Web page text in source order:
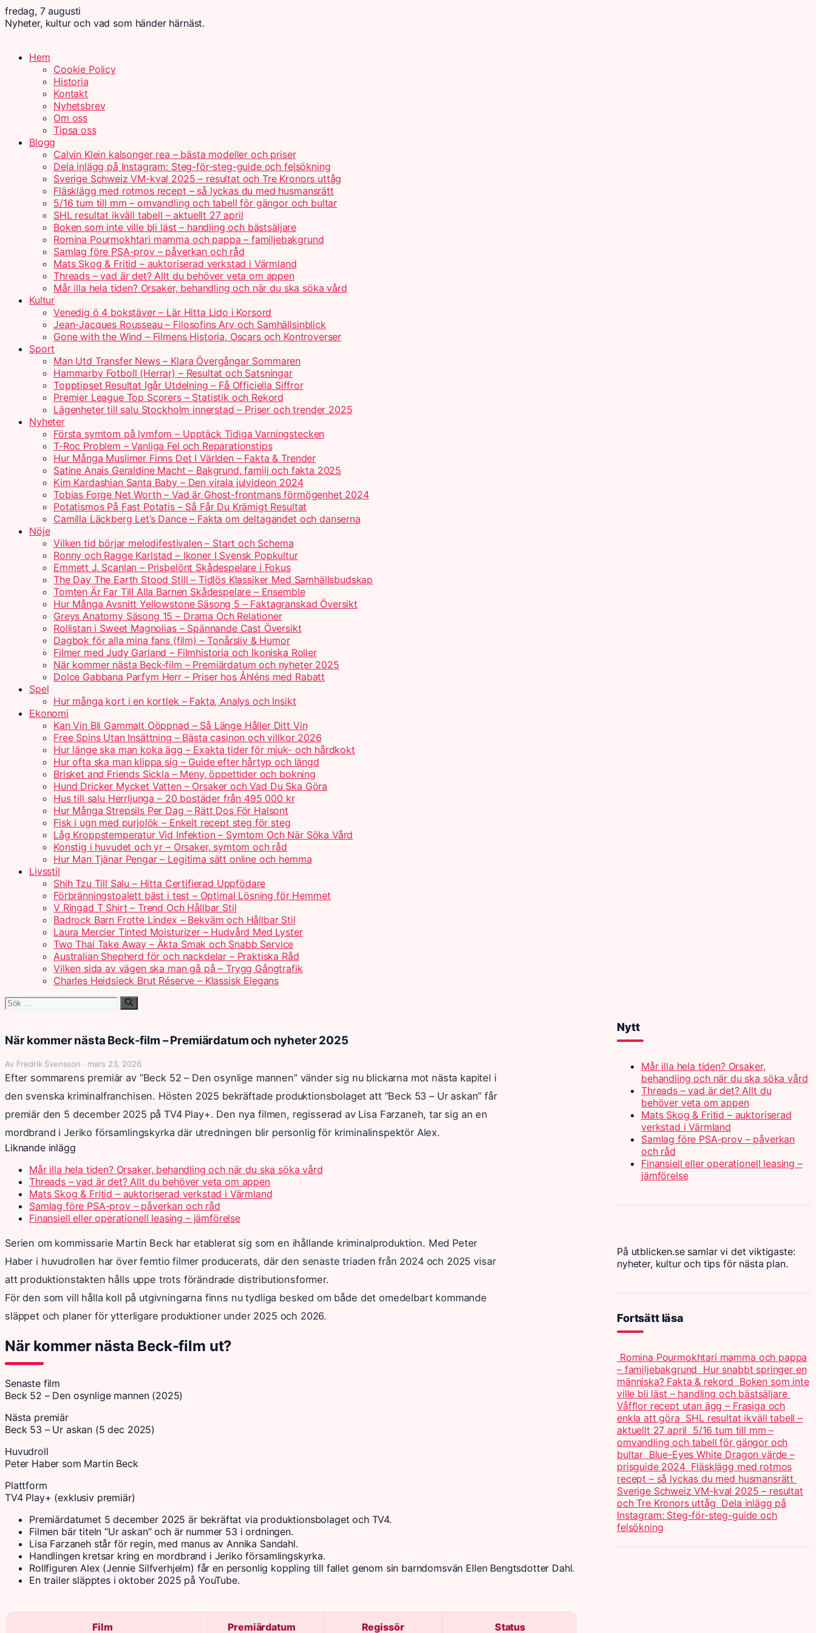
fredag, 7 augusti
Nyheter, kultur och vad som händer härnäst.
Hem
Cookie Policy
Historia
Kontakt
Nyhetsbrev
Om oss
Tipsa oss
Blogg
Calvin Klein kalsonger rea – bästa modeller och priser
Dela inlägg på Instagram: Steg-för-steg-guide och felsökning
Sverige Schweiz VM-kval 2025 – resultat och Tre Kronors uttåg
Fläsklägg med rotmos recept – så lyckas du med husmansrätt
5/16 tum till mm – omvandling och tabell för gängor och bultar
SHL resultat ikväll tabell – aktuellt 27 april
Boken som inte ville bli läst – handling och bästsäljare
Romina Pourmokhtari mamma och pappa – familjebakgrund
Samlag före PSA-prov – påverkan och råd
Mats Skog & Fritid – auktoriserad verkstad i Värmland
Threads – vad är det? Allt du behöver veta om appen
Mår illa hela tiden? Orsaker, behandling och när du ska söka vård
Kultur
Venedig ö 4 bokstäver – Lär Hitta Lido i Korsord
Jean-Jacques Rousseau – Filosofins Arv och Samhällsinblick
Gone with the Wind – Filmens Historia, Oscars och Kontroverser
Sport
Man Utd Transfer News – Klara Övergångar Sommaren
Hammarby Fotboll (Herrar) – Resultat och Satsningar
Topptipset Resultat Igår Utdelning – Få Officiella Siffror
Premier League Top Scorers – Statistik och Rekord
Lägenheter till salu Stockholm innerstad – Priser och trender 2025
Nyheter
Första symtom på lymfom – Upptäck Tidiga Varningstecken
T-Roc Problem – Vanliga Fel och Reparationstips
Hur Många Muslimer Finns Det I Världen – Fakta & Trender
Satine Anais Geraldine Macht – Bakgrund, familj och fakta 2025
Kim Kardashian Santa Baby – Den virala julvideon 2024
Tobias Forge Net Worth – Vad är Ghost-frontmans förmögenhet 2024
Potatismos På Fast Potatis – Så Får Du Krämigt Resultat
Camilla Läckberg Let’s Dance – Fakta om deltagandet och danserna
Nöje
Vilken tid börjar melodifestivalen – Start och Schema
Ronny och Ragge Karlstad – Ikoner I Svensk Popkultur
Emmett J. Scanlan – Prisbelönt Skådespelare i Fokus
The Day The Earth Stood Still – Tidlös Klassiker Med Samhällsbudskap
Tomten Är Far Till Alla Barnen Skådespelare – Ensemble
Hur Många Avsnitt Yellowstone Säsong 5 – Faktagranskad Översikt
Greys Anatomy Säsong 15 – Drama Och Relationer
Rollistan i Sweet Magnolias – Spännande Cast Översikt
Dagbok för alla mina fans (film) – Tonårsliv & Humor
Filmer med Judy Garland – Filmhistoria och Ikoniska Roller
När kommer nästa Beck-film – Premiärdatum och nyheter 2025
Dolce Gabbana Parfym Herr – Priser hos Åhléns med Rabatt
Spel
Hur många kort i en kortlek – Fakta, Analys och Insikt
Ekonomi
Kan Vin Bli Gammalt Oöppnad – Så Länge Håller Ditt Vin
Free Spins Utan Insättning – Bästa casinon och villkor 2026
Hur länge ska man koka ägg – Exakta tider för mjuk- och hårdkokt
Hur ofta ska man klippa sig – Guide efter hårtyp och längd
Brisket and Friends Sickla – Meny, öppettider och bokning
Hund Dricker Mycket Vatten – Orsaker och Vad Du Ska Göra
Hus till salu Herrljunga – 20 bostäder från 495 000 kr
Hur Många Strepsils Per Dag – Rätt Dos För Halsont
Fisk i ugn med purjolök – Enkelt recept steg för steg
Låg Kroppstemperatur Vid Infektion – Symtom Och När Söka Vård
Konstig i huvudet och yr – Orsaker, symtom och råd
Hur Man Tjänar Pengar – Legitima sätt online och hemma
Livsstil
Shih Tzu Till Salu – Hitta Certifierad Uppfödare
Förbränningstoalett bäst i test – Optimal Lösning för Hemmet
V Ringad T Shirt – Trend Och Hållbar Stil
Badrock Barn Frotte Lindex – Bekväm och Hållbar Stil
Laura Mercier Tinted Moisturizer – Hudvård Med Lyster
Two Thai Take Away – Äkta Smak och Snabb Service
Australian Shepherd för och nackdelar – Praktiska Råd
Vilken sida av vägen ska man gå på – Trygg Gångtrafik
Charles Heidsieck Brut Réserve – Klassisk Elegans
Sök
När kommer nästa Beck-film – Premiärdatum och nyheter 2025
Av Fredrik Svensson · mars 23, 2026
Efter sommarens premiär av ”Beck 52 – Den osynlige mannen” vänder sig nu blickarna mot nästa kapitel i
den svenska kriminalfranchisen. Hösten 2025 bekräftade produktionsbolaget att ”Beck 53 – Ur askan” får
premiär den 5 december 2025 på TV4 Play+. Den nya filmen, regisserad av Lisa Farzaneh, tar sig an en
mordbrand i Jeriko församlingskyrka där utredningen blir personlig för kriminalinspektör Alex.
Liknande inlägg
Mår illa hela tiden? Orsaker, behandling och när du ska söka vård
Threads – vad är det? Allt du behöver veta om appen
Mats Skog & Fritid – auktoriserad verkstad i Värmland
Samlag före PSA-prov – påverkan och råd
Finansiell eller operationell leasing – jämförelse
Serien om kommissarie Martin Beck har etablerat sig som en ihållande kriminalproduktion. Med Peter
Haber i huvudrollen har över femtio filmer producerats, där den senaste triaden från 2024 och 2025 visar
att produktionstakten hålls uppe trots förändrade distributionsformer.
För den som vill hålla koll på utgivningarna finns nu tydliga besked om både det omedelbart kommande
släppet och planer för ytterligare produktioner under 2025 och 2026.
När kommer nästa Beck-film ut?
Senaste film
Beck 52 – Den osynlige mannen (2025)
Nästa premiär
Beck 53 – Ur askan (5 dec 2025)
Huvudroll
Peter Haber som Martin Beck
Plattform
TV4 Play+ (exklusiv premiär)
Premiärdatumet 5 december 2025 är bekräftat via produktionsbolaget och TV4.
Filmen bär titeln ”Ur askan” och är nummer 53 i ordningen.
Lisa Farzaneh står för regin, med manus av Annika Sandahl.
Handlingen kretsar kring en mordbrand i Jeriko församlingskyrka.
Rollfiguren Alex (Jennie Silfverhjelm) får en personlig koppling till fallet genom sin barndomsvän Ellen Bengtsdotter Dahl.
En trailer släpptes i oktober 2025 på YouTube.
Film Premiärdatum Regissör Status
Nytt
Mår illa hela tiden? Orsaker,
behandling och när du ska söka vård
Threads – vad är det? Allt du
behöver veta om appen
Mats Skog & Fritid – auktoriserad
verkstad i Värmland
Samlag före PSA-prov – påverkan
och råd
Finansiell eller operationell leasing –
jämförelse
På utblicken.se samlar vi det viktigaste:
nyheter, kultur och tips för nästa plan.
Fortsätt läsa
Romina Pourmokhtari mamma och pappa
– familjebakgrund Hur snabbt springer en
människa? Fakta & rekord Boken som inte
ville bli läst – handling och bästsäljare
Våfflor recept utan ägg – Frasiga och
enkla att göra SHL resultat ikväll tabell –
aktuellt 27 april 5/16 tum till mm –
omvandling och tabell för gängor och
bultar Blue-Eyes White Dragon värde –
prisguide 2024 Fläsklägg med rotmos
recept – så lyckas du med husmansrätt
Sverige Schweiz VM-kval 2025 – resultat
och Tre Kronors uttåg Dela inlägg på
Instagram: Steg-för-steg-guide och
felsökning